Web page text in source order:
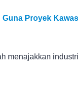
Proyek
menajakkan